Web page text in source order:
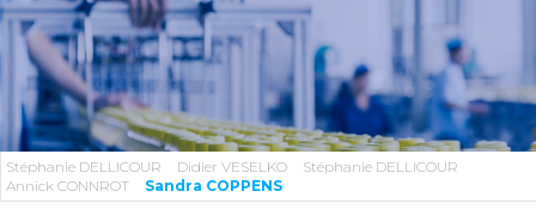
Stéphanie DELLICOUR Didier VESELKO
Stéphanie DELLICOUR
Annick CONNROT
Sandra COPPENS